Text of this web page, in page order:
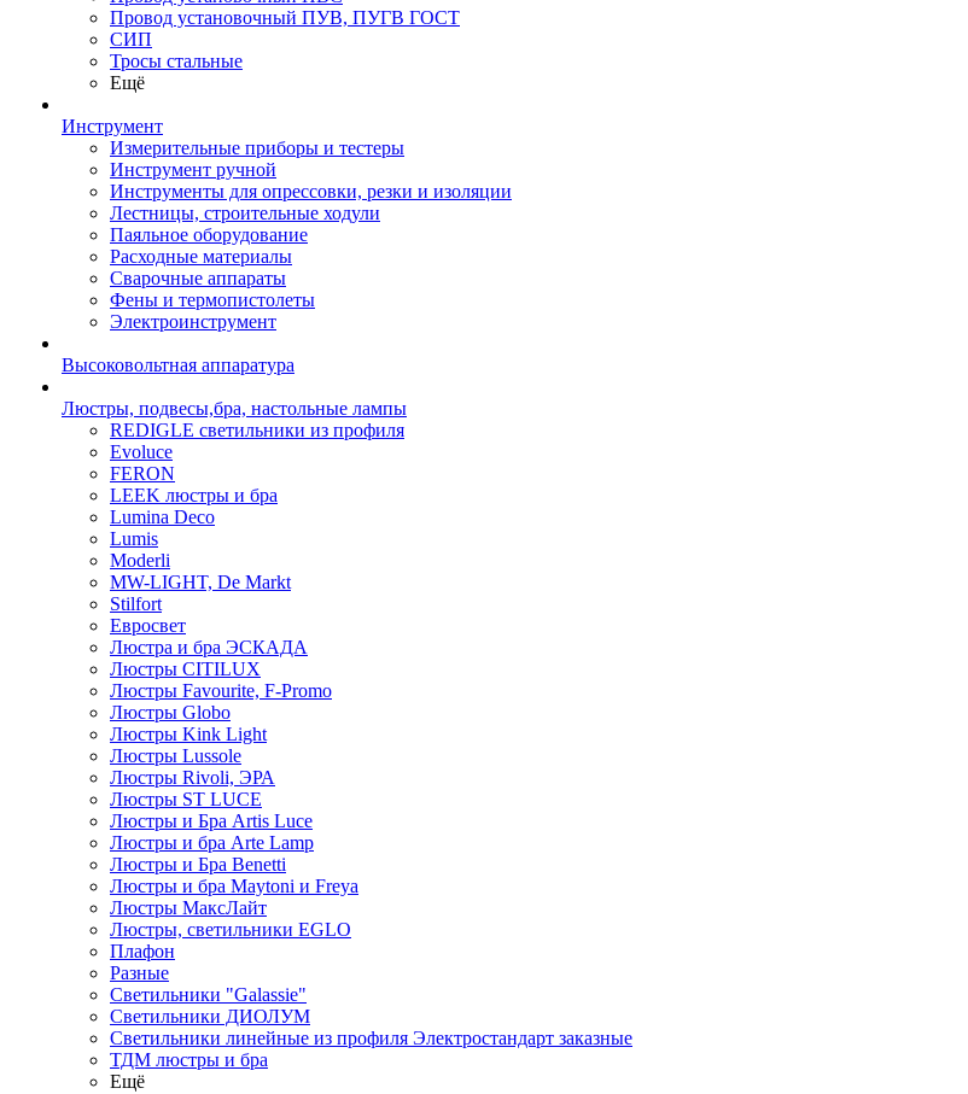
Провод установочный ПУВ, ПУГВ ГОСТ
СИП
Тросы стальные
Ещё
Инструмент
Измерительные приборы и тестеры
Инструмент ручной
Инструменты для опрессовки, резки и изоляции
Лестницы, строительные ходули
Паяльное оборудование
Расходные материалы
Сварочные аппараты
Фены и термопистолеты
Электроинструмент
Высоковольтная аппаратура
Люстры, подвесы,бра, настольные лампы
REDIGLE светильники из профиля
Evoluce
FERON
LEEK люстры и бра
Lumina Deco
Lumis
Moderli
MW-LIGHT, De Markt
Stilfort
Евросвет
Люстра и бра ЭСКАДА
Люстры CITILUX
Люстры Favourite, F-Promo
Люстры Globo
Люстры Kink Light
Люстры Lussole
Люстры Rivoli, ЭРА
Люстры ST LUCE
Люстры и Бра Artis Luce
Люстры и бра Arte Lamp
Люстры и Бра Benetti
Люстры и бра Maytoni и Freya
Люстры МаксЛайт
Люстры, светильники EGLO
Плафон
Разные
Светильники "Galassie"
Светильники ДИОЛУМ
Светильники линейные из профиля Электростандарт заказные
ТДМ люстры и бра
Ещё